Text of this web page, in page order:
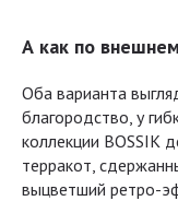
А как по
Оба варианта
благородство, у
коллекции BOSSIK
терракот,
выцветший ретро-